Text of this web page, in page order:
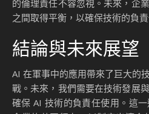
的倫理責任不容忽視。未來，企
之間取得平衡，以確保技術的負責
結論與未來展望
AI 在軍事中的應用帶來了巨大的
戰。未來，我們需要在技術發展
確保 AI 技術的負責任使用。這